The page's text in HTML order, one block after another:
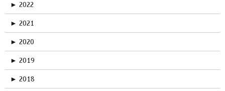
► 2022
► 2021
► 2020
► 2019
► 2018